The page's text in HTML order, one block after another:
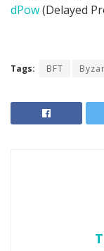
dPow(Delayed
Tags: BFT